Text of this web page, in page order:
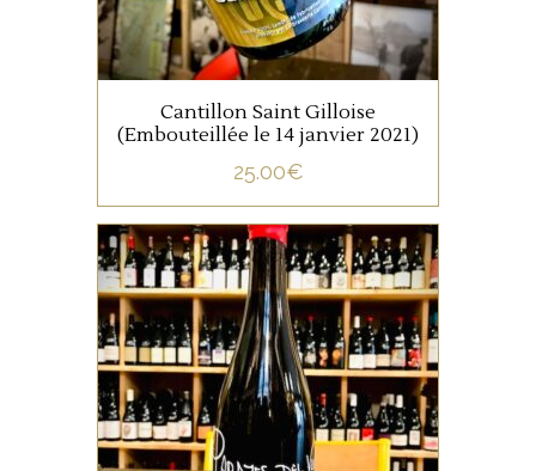
AJOUTER AU PANIER
Cantillon Saint Gilloise
(Embouteillée le 14 janvier 2021)
25.00€
ETRANGERS
Un pur Mourvèdre, de son
nom espagnol le Monastrell,
mûre, généreux, dont
l’implantation en altitude